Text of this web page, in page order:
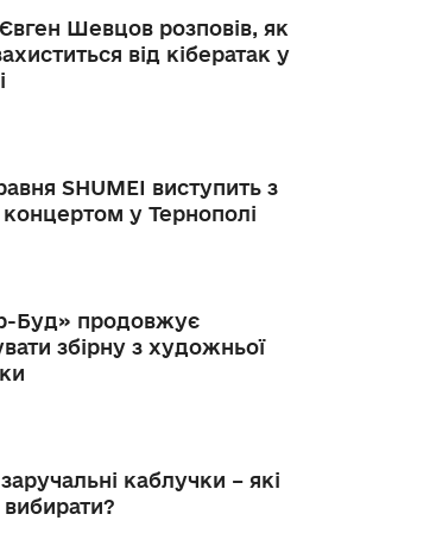
Шевцов розповів, як
від кібератак у
SHUMEI виступить з
у Тернополі
Буд» продовжує
збірну з художньої
каблучки – які
вибирати?